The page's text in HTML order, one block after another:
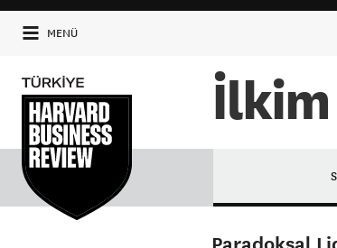
MENÜ
Paradoksal